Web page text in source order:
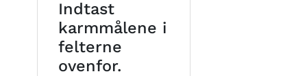
Indtast
karmmålene i
felterne
ovenfor.